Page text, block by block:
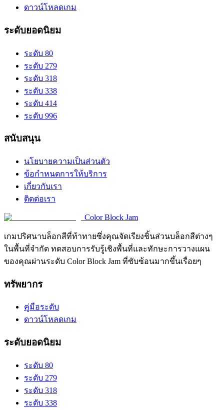
ดาวน์โหลดเกม
ระดับยอดนิยม
ระดับ 80
ระดับ 279
ระดับ 318
ระดับ 338
ระดับ 414
ระดับ 996
สนับสนุน
นโยบายความเป็นส่วนตัว
ข้อกำหนดการให้บริการ
เกี่ยวกับเรา
ติดต่อเรา
Color Block Jam
เกมปริศนาบล็อกสีที่ท้าทายซึ่งคุณจัดเรียงชิ้นส่วนบล็อกสีต่างๆ
ในพื้นที่จำกัด ทดสอบการรับรู้เชิงพื้นที่และทักษะการวางแผน
ของคุณผ่านระดับ Color Block Jam ที่ซับซ้อนมากขึ้นเรื่อยๆ
ทรัพยากร
คู่มือระดับ
ดาวน์โหลดเกม
ระดับยอดนิยม
ระดับ 80
ระดับ 279
ระดับ 318
ระดับ 338